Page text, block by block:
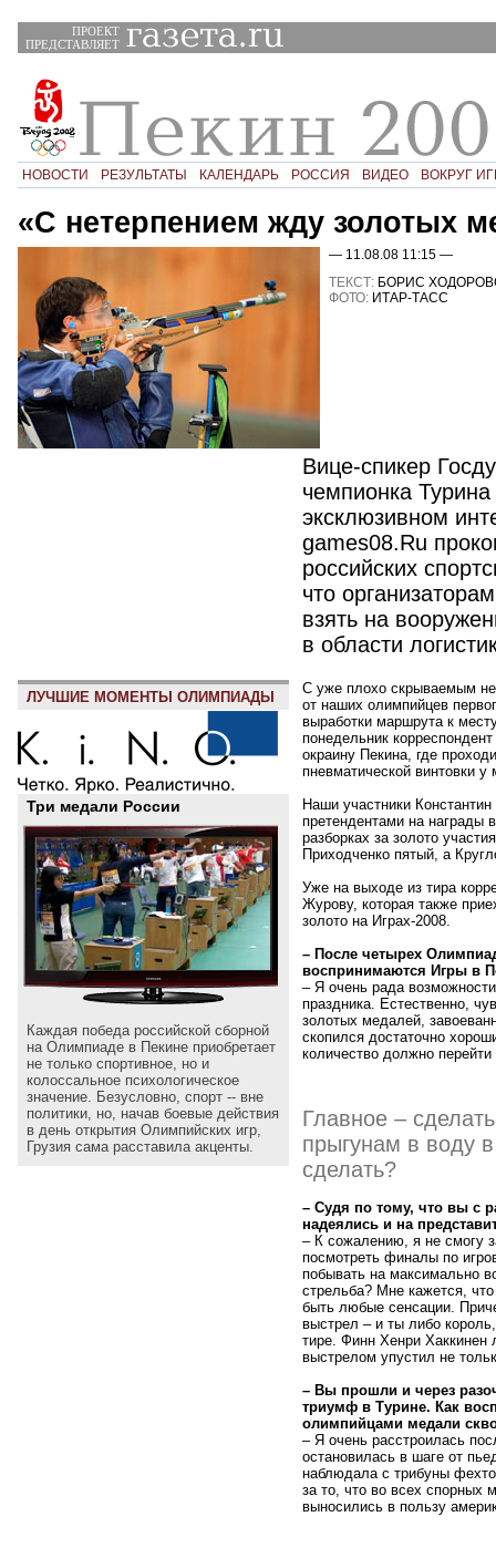
ПРОЕКТ
ПРЕДСТАВЛЯЕТ
НОВОСТИ РЕЗУЛЬТАТЫ КАЛЕНДАРЬ РОССИЯ ВИДЕО ВОКРУГ
«С нетерпением жду золотых
— 11.08.08 11:15 —
ТЕКСТ: БОРИС
ФОТО: ИТАР-ТАСС
Вице-спикер
чемпионка
эксклюзивном
games08.Ru
российских
что
взять на
в области
ЛУЧШИЕ МОМЕНТЫ ОЛИМПИАДЫ
Три медали России
Каждая победа российской сборной
на Олимпиаде в Пекине приобретает
не только спортивное, но и
колоссальное психологическое
значение. Безусловно, спорт -- вне
политики, но, начав боевые действия
в день открытия Олимпийских игр,
Грузия сама расставила акценты.
С уже плохо скрываемым
от наших олимпийцев
выработки маршрута к
понедельник
окраину Пекина, где
пневматической винтовки у
Наши участники
претендентами на
разборках за золото
Приходченко пятый, а
Уже на выходе из тира
Журову, которая также
золото на Играх-2008.
– После четырех
воспринимаются Игры в
– Я очень рада
праздника. Естественно,
золотых медалей,
скопился достаточно
количество должно перейти
Главное –
прыгунам в воду
сделать?
– Судя по тому, что вы с
надеялись и на
– К сожалению, я не смогу
посмотреть финалы по
побывать на максимально
стрельба? Мне кажется,
быть любые сенсации.
выстрел – и ты либо
тире. Финн Хенри
выстрелом упустил не
– Вы прошли и через
триумф в Турине. Как
олимпийцами медали
– Я очень расстроилась
остановилась в шаге от
наблюдала с трибуны
за то, что во всех спорных
выносились в пользу